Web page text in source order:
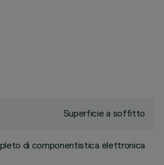
Superficie a soffitto
di componentistica elettronica